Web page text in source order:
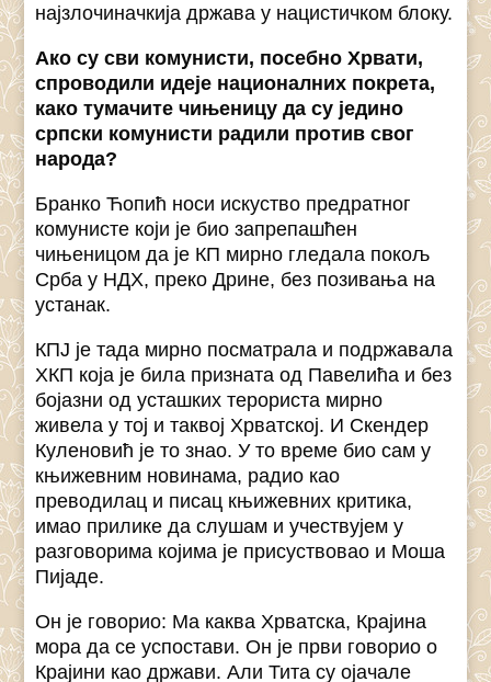
најзлочиначкија држава у нацистичком блоку.
Ако су сви комунисти, посебно Хрвати,
спроводили идеје националних покрета,
како тумачите чињеницу да су једино
српски комунисти радили против свог
народа?
Бранко Ћопић носи искуство предратног
комунисте који је био запрепашћен
чињеницом да је КП мирно гледала покољ
Срба у НДХ, преко Дрине, без позивања на
устанак.
КПЈ је тада мирно посматрала и подржавала
ХКП која је била призната од Павелића и без
бојазни од усташких терориста мирно
живела у тој и таквој Хрватској. И Скендер
Куленовић је то знао. У то време био сам у
књижевним новинама, радио као
преводилац и писац књижевних критика,
имао прилике да слушам и учествујем у
разговорима којима је присуствовао и Моша
Пијаде.
Он је говорио: Ма каква Хрватска, Крајина
мора да се успостави. Он је први говорио о
Крајини као држави. Али Тита су ојачале